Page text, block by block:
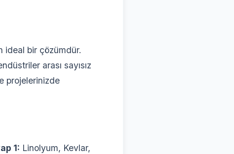
ideal bir çözümdür.
arası sayısız
projelerinizde
1: Linolyum, Kevlar,